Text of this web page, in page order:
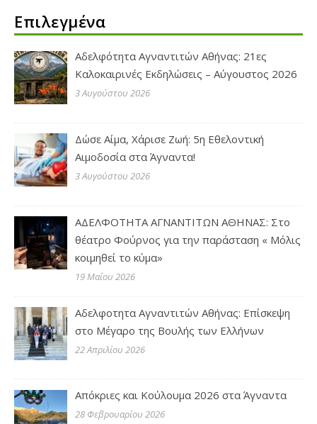
Επιλεγμένα
Αδελφότητα Αγναντιτών Αθήνας: 21ες
Καλοκαιρινές Εκδηλώσεις – Αύγουστος 2026
3 Αυγούστου 2026
Δώσε Αίμα, Χάρισε Ζωή: 5η Εθελοντική
Αιμοδοσία στα Άγναντα!
3 Αυγούστου 2026
ΑΔΕΛΦΟΤΗΤΑ ΑΓΝΑΝΤΙΤΩΝ ΑΘΗΝΑΣ: Στο
θέατρο Φούρνος για την παράσταση « Μόλις
κοιμηθεί το κύμα»
19 Μαΐου 2026
Αδελφοτητα Αγναντιτών Αθήνας: Επίσκεψη
στο Μέγαρο της Βουλής των Ελλήνων
22 Απριλίου 2026
Απόκριες και Κούλουμα 2026 στα Άγναντα
28 Φεβρουαρίου 2026